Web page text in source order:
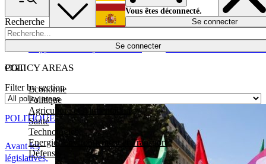
Recherche
Se connecter
POLICY AREAS
Economie
Politique
Agriculture et Alimentation
Santé
Technologies
Energie, Environnement et Transport
Défense
Économie
Español
Vous êtes déconnecté.
Se connecter
CGT
Filter by section
Avant les
législatives,
POLITIQUE